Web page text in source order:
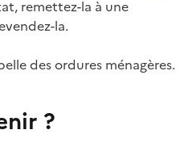
remettez-la à une
la.
des ordures ménagères.
?